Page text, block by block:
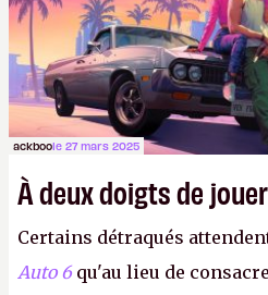
gestion des turbulences
encore problème.
ackboole 27 mars 2025
À deux doigts de jouer
Certains détraqués
Auto 6 qu'au lieu de